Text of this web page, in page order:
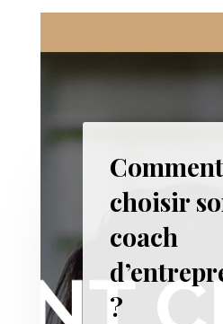
Comment
choisir
coach
?